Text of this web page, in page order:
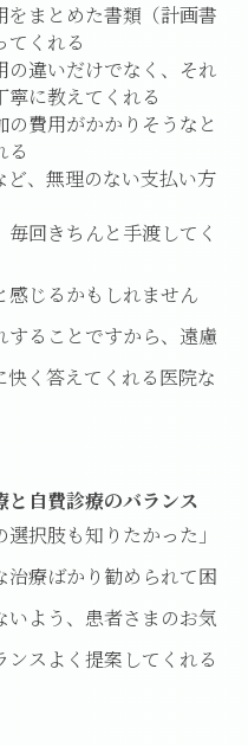
をまとめた書類（計画書
てくれる
違いだけでなく、それ
寧に教えてくれる
費用がかかりそうなと
る
ど、無理のない支払い方
回きちんと手渡してく
感じるかもしれません
ることですから、遠慮
く答えてくれる医院な
自費診療のバランス
択肢も知りたかった」
治療ばかり勧められて困
いよう、患者さまのお気
スよく提案してくれる